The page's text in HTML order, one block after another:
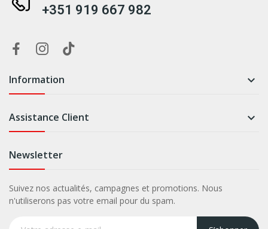
+351 919 667 982
Information 
Assistance Client 
Newsletter
Suivez nos actualités, campagnes et promotions. Nous
n'utiliserons pas votre email pour du spam.